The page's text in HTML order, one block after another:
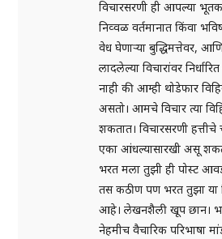
विचारसरणी ही आपल्या
निव्वळ वर्तमानात किंवा
वेध घेणाऱ्या बुद्धिमत्तेवर,
लादलेल्या विचारांवर
नाही की आम्ही थोडेफार
असतो। आमचे विचार त्या
शकतात। विचारसरणी
एका आंधल्यासारखी असू
भरत मला तुझी ही पोस्ट
तस कठीण पण भरत तुझा या
आहे। लेखनशैली खूप छान।
नेहमीच वैचारिक परिभाषा